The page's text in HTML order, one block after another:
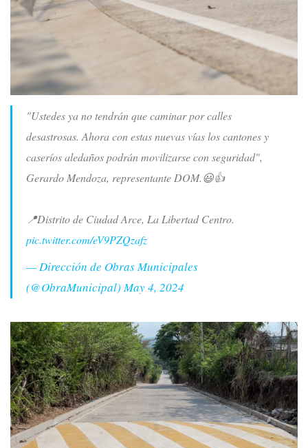
"Ustedes ya no tendrán que caminar por calles
desastrosas. Ahora con estas nuevas vías los cantones y
caseríos aledaños podrán movilizarse con seguridad",
Gerardo Mendoza, representante DOM.😃👍
📍Distrito de Ciudad Arce, La Libertad Centro.
pic.twitter.com/eV9PZQzafz
— Dirección de Obras Municipales
(@ObraMunicipal)May 4, 2024